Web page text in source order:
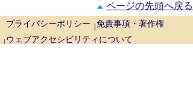
ページの先頭へ戻る
プライバシーポリシー
免責事項・著作権
ウェブアクセシビリティについて